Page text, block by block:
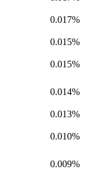
0.017%
0.015%
0.015%
0.014%
0.013%
0.010%
0.009%